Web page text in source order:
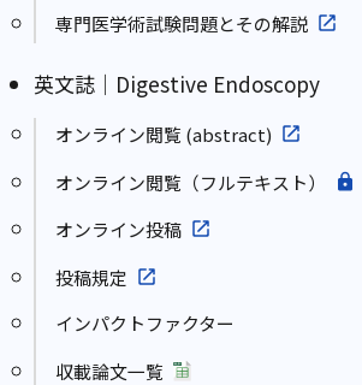
専門医学術試験問題とその解説
英文誌｜Digestive Endoscopy
オンライン閲覧 (abstract)
オンライン閲覧（フルテキスト）
オンライン投稿
投稿規定
インパクトファクター
収載論文一覧